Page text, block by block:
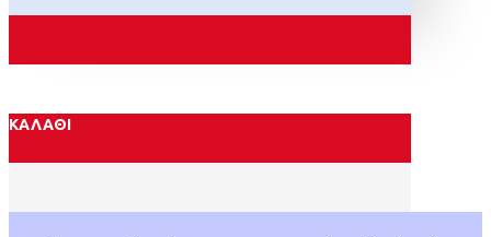
ΚΑΛΆΘΙ